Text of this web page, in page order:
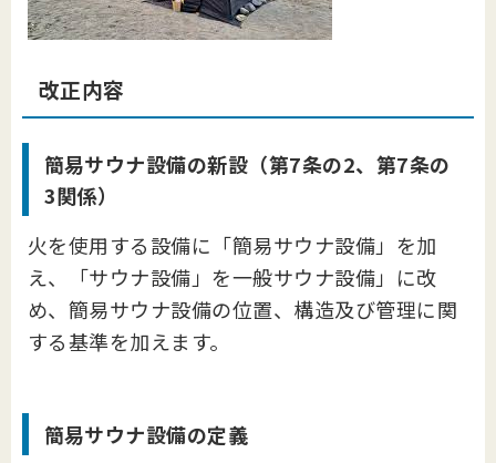
改正内容
簡易サウナ設備の新設（第7条の2、第7条の
3関係）
火を使用する設備に「簡易サウナ設備」を加
え、「サウナ設備」を一般サウナ設備」に改
め、簡易サウナ設備の位置、構造及び管理に関
する基準を加えます。
簡易サウナ設備の定義